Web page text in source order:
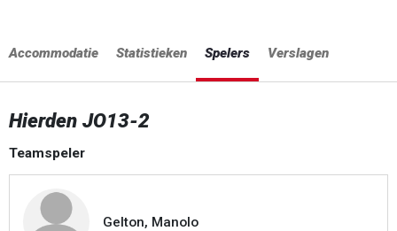
Accommodatie Statistieken Spelers Verslagen
Hierden JO13-2
Teamspeler
Gelton, Manolo